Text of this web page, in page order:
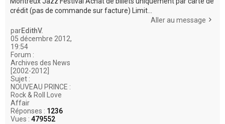
crédit (pas de commande sur facture) Limit...
Aller au message
parEdithV.
05 décembre 2012,
19:54
Forum :
Archives des News
[2002-2012]
Sujet :
NOUVEAU PRINCE :
Rock & Roll Love
Affair
Réponses : 1236
Vues : 479552